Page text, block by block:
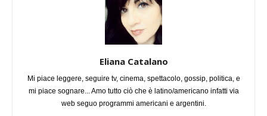
Eliana Catalano
Mi piace leggere, seguire tv, cinema, spettacolo, gossip, politica, e
mi piace sognare... Amo tutto ciò che è latino/americano infatti via
web seguo programmi americani e argentini.